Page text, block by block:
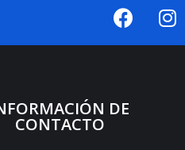
DE
CONTACTO